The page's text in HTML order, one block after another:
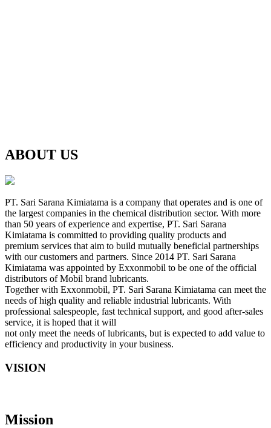
ABOUT US
PT. Sari Sarana Kimiatama is a company that operates and is one of
the largest companies in the chemical distribution sector. With more
than 50 years of experience and expertise, PT. Sari Sarana
Kimiatama is committed to providing quality products and
premium services that aim to build mutually beneficial partnerships
with our customers and partners. Since 2014 PT. Sari Sarana
Kimiatama was appointed by Exxonmobil to be one of the official
distributors of Mobil brand lubricants.
Together with Exxonmobil, PT. Sari Sarana Kimiatama can meet the
needs of high quality and reliable industrial lubricants. With
professional salespeople, fast technical support, and good after-sales
service, it is hoped that it will
not only meet the needs of lubricants, but is expected to add value to
efficiency and productivity in your business.
VISION
Mission